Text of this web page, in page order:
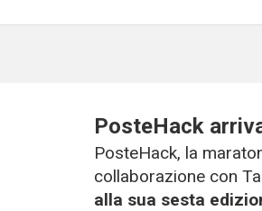
PosteHack
PosteHack, la
collaborazione con
alla sua sesta